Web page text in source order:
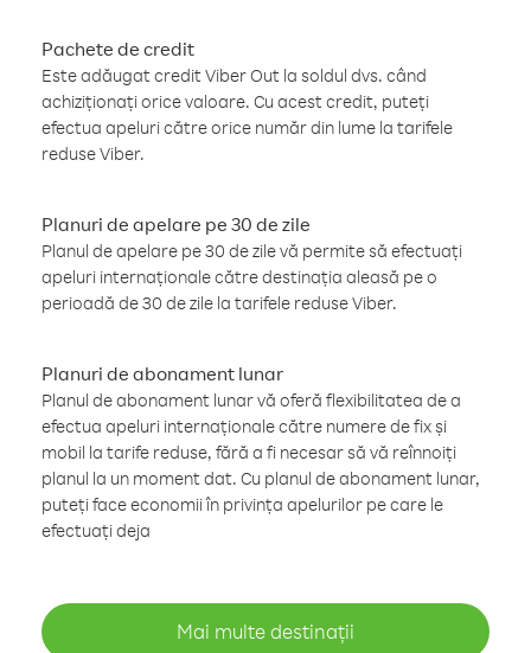
Pachete de credit
Este adăugat credit Viber Out la soldul dvs. când
achiziționați orice valoare. Cu acest credit, puteți
efectua apeluri către orice număr din lume la tarifele
reduse Viber.
Planuri de apelare pe 30 de zile
Planul de apelare pe 30 de zile vă permite să efectuați
apeluri internaționale către destinația aleasă pe o
perioadă de 30 de zile la tarifele reduse Viber.
Planuri de abonament lunar
Planul de abonament lunar vă oferă flexibilitatea de a
efectua apeluri internaționale către numere de fix și
mobil la tarife reduse, fără a fi necesar să vă reînnoiți
planul la un moment dat. Cu planul de abonament lunar,
puteți face economii în privința apelurilor pe care le
efectuați deja
Mai multe destinații